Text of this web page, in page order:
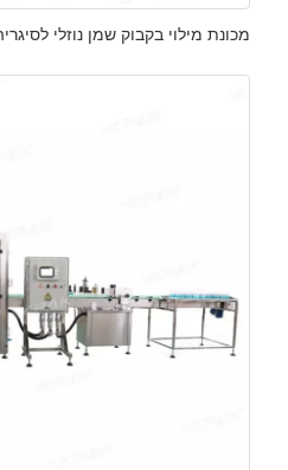
מכונת מילוי בקבוק שמן נוזלי